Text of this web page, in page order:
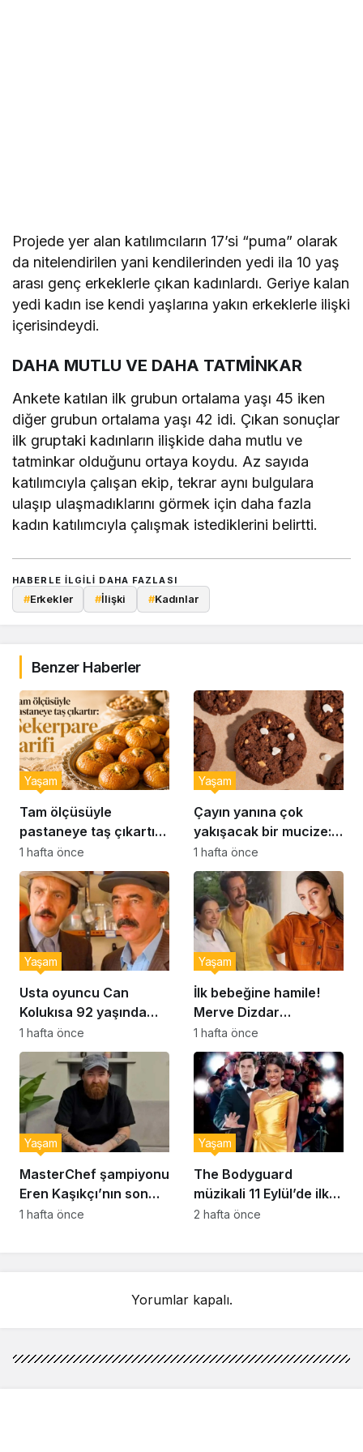
Projede yer alan katılımcıların 17’si “puma” olarak
da nitelendirilen yani kendilerinden yedi ila 10 yaş
arası genç erkeklerle çıkan kadınlardı. Geriye kalan
yedi kadın ise kendi yaşlarına yakın erkeklerle ilişki
içerisindeydi.
DAHA MUTLU VE DAHA TATMİNKAR
Ankete katılan ilk grubun ortalama yaşı 45 iken
diğer grubun ortalama yaşı 42 idi. Çıkan sonuçlar
ilk gruptaki kadınların ilişkide daha mutlu ve
tatminkar olduğunu ortaya koydu. Az sayıda
katılımcıyla çalışan ekip, tekrar aynı bulgulara
ulaşıp ulaşmadıklarını görmek için daha fazla
kadın katılımcıyla çalışmak istediklerini belirtti.
HABERLE ILGILI DAHA FAZLASI
#Erkekler #İlişki #Kadınlar
Benzer Haberler
Tam ölçüsüyle
pastaneye taş çıkartır:
Şekerpare tarifi
Yaşam
1 hafta önce
Çayın yanına çok
yakışacak bir mucize:
Brownie tadında ıslak
kurabiye tarifi…
Yaşam
1 hafta önce
Usta oyuncu Can
Kolukısa 92 yaşında
hayatını kaybetti
Yaşam
1 hafta önce
İlk bebeğine hamile!
Merve Dizdar
sessizliğini bozdu: ‘İsim
bulmak çok zor’
Yaşam
1 hafta önce
MasterChef şampiyonu
Eren Kaşıkçı’nın son
anlarındaki kahreden
Yaşam
1 hafta önce
The Bodyguard
müzikali 11 Eylül’de ilk
kez Türkiye’de
Yaşam
2 hafta önce
Yorumlar kapalı.